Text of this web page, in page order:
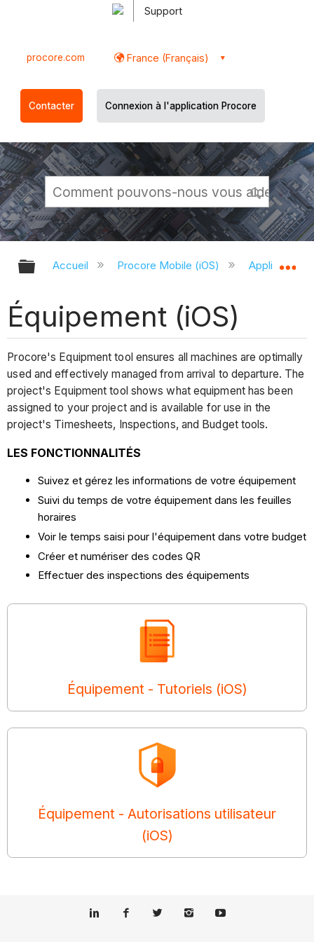
Support
procore.com France (Français)
Contacter Connexion à l'application Procore
Développer/réduire la hiérarchie
Accueil Procore Mobile (iOS) Application
Équipement (iOS)
Procore's Equipment tool ensures all machines are optimally
used and effectively managed from arrival to departure. The
project's Equipment tool shows what equipment has been
assigned to your project and is available for use in the
project's Timesheets, Inspections, and Budget tools.
LES FONCTIONNALITÉS
Suivez et gérez les informations de votre équipement
Suivi du temps de votre équipement dans les feuilles
horaires
Voir le temps saisi pour l'équipement dans votre budget
Créer et numériser des codes QR
Effectuer des inspections des équipements
Équipement - Tutoriels (iOS)
Équipement - Autorisations utilisateur
(iOS)